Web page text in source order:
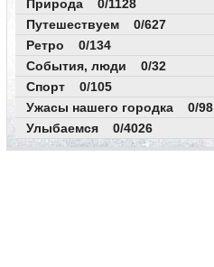
Природа 0/1128
Путешествуем 0/627
Ретро 0/134
События, люди 0/32
Спорт 0/105
Ужасы нашего городка 0/98
Улыбаемся 0/4026